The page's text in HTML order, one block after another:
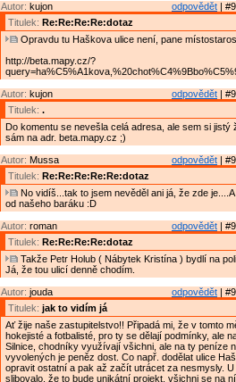
odpovědět |
Autor: kujon
Titulek: Re:Re:Re:Re:dotaz
Opravdu tu Haškova ulice není, pane
http://beta.mapy.cz/?
odpovědět |
Autor: kujon
Titulek: .
Do komentu se nevešla celá adresa, ale sem si jistý
sám na adr. beta.mapy.cz ;)
odpovědět |
Autor: Mussa
Titulek: Re:Re:Re:Re:Re:dotaz
No vidíš...tak to jsem nevěděl ani já, že zde
od našeho baráku :D
odpovědět |
Autor: roman
Titulek: Re:Re:Re:Re:dotaz
Takže Petr Holub ( Nábytek Kristína ) bydlí na
Já, že tou ulicí denně chodím.
odpovědět |
Autor: jouda
Titulek: jak to vidím já
Ať žije naše zastupitelstvo!! Připadá mi, že v tomto
hokejisté a fotbalisté, pro ty se dělají podmínky, ale
Silnice, chodníky využívají všichni, ale na ty peníze
vyvolených je peněz dost. Co např. dodělat ulice
opravit ostatní a pak až začít utrácet za nesmysly.
slibovalo, že to bude unikátní projekt, všichni se na